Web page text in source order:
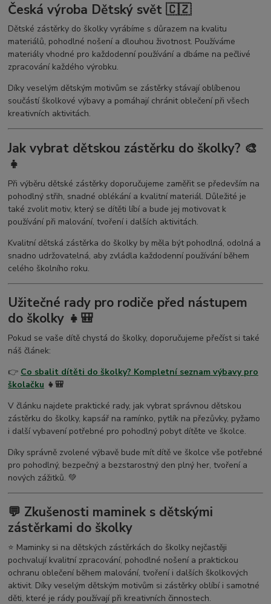
Česká výroba Dětský svět 🇨🇿
Dětské zástěrky do školky vyrábíme s důrazem na kvalitu
materiálů, pohodlné nošení a dlouhou životnost. Používáme
materiály vhodné pro každodenní používání a dbáme na pečlivé
zpracování každého výrobku.
Díky veselým dětským motivům se zástěrky stávají oblíbenou
součástí školkové výbavy a pomáhají chránit oblečení při všech
kreativních aktivitách.
Jak vybrat dětskou zástěrku do školky? 🎨
👧
Při výběru dětské zástěrky doporučujeme zaměřit se především na
pohodlný střih, snadné oblékání a kvalitní materiál. Důležité je
také zvolit motiv, který se dítěti líbí a bude jej motivovat k
používání při malování, tvoření i dalších aktivitách.
Kvalitní dětská zástěrka do školky by měla být pohodlná, odolná a
snadno udržovatelná, aby zvládla každodenní používání během
celého školního roku.
Užitečné rady pro rodiče před nástupem
do školky 👧🎒
Pokud se vaše dítě chystá do školky, doporučujeme přečíst si také
náš článek:
👉 Co sbalit dítěti do školky? Kompletní seznam výbavy pro
školačku 👧🎒
V článku najdete praktické rady, jak vybrat správnou dětskou
zástěrku do školky, kapsář na ramínko, pytlík na přezůvky, pyžamo
i další vybavení potřebné pro pohodlný pobyt dítěte ve školce.
Díky správně zvolené výbavě bude mít dítě ve školce vše potřebné
pro pohodlný, bezpečný a bezstarostný den plný her, tvoření a
nových zážitků. 💚
💬 Zkušenosti maminek s dětskými
zástěrkami do školky
⭐ Maminky si na dětských zástěrkách do školky nejčastěji
pochvalují kvalitní zpracování, pohodlné nošení a praktickou
ochranu oblečení během malování, tvoření i dalších školkových
aktivit. Díky veselým dětským motivům si zástěrky oblíbí i samotné
děti, které je rády používají při kreativních činnostech.